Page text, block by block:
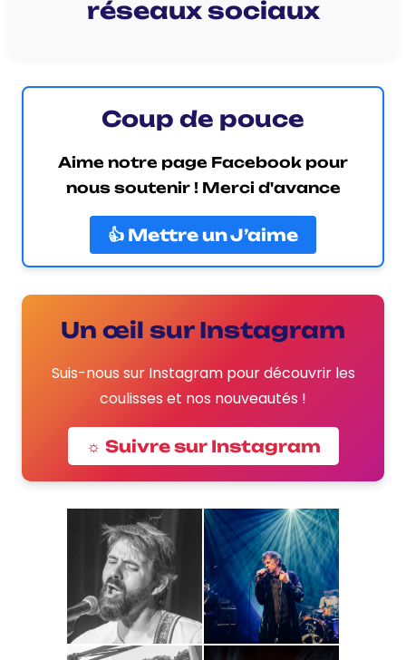
réseaux sociaux
Coup de pouce
Aime notre page Facebook pour
nous soutenir ! Merci d'avance
👍 Mettre un J’aime
Un œil sur Instagram
Suis-nous sur Instagram pour découvrir les
coulisses et nos nouveautés !
☼ Suivre sur Instagram